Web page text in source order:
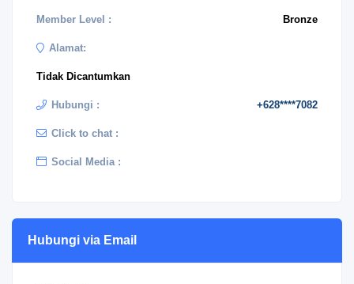
Member Level : Bronze
Alamat:
Tidak Dicantumkan
Hubungi : +628****7082
Click to chat :
Social Media :
Hubungi via Email